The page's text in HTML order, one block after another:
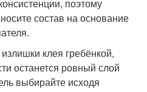
поэтому
состав на основание
клея гребёнкой,
останется ровный слой
выбирайте исходя